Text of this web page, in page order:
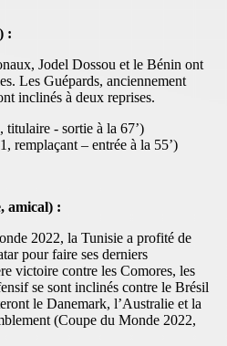
:
Jodel Dossou et le Bénin ont
Les Guépards, anciennement
inclinés à deux reprises.
titulaire - sortie à la 67’)
remplaçant – entrée à la 55’)
amical) :
2022, la Tunisie a profité de
pour faire ses derniers
victoire contre les Comores, les
se sont inclinés contre le Brésil
le Danemark, l’Australie et la
(Coupe du Monde 2022,